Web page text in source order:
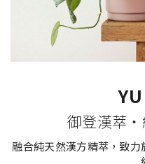
御登漢萃‧
融合純天然漢方精萃，致